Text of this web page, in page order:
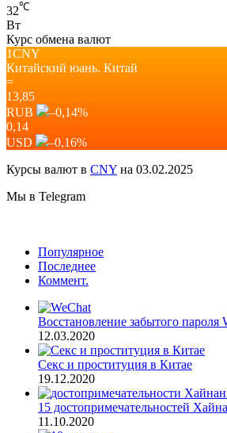
32℃
Вт
Курс обмена валют
1CNY
Китайский юань. Китай
=
13,85
RUB
–0,14%
0,14
USD
–0,16%
Курсы валют в CNY на 03.02.2025
Мы в Telegram
Популярное
Последнее
Коммент.
Восстановление забытого пароля
12.03.2020
Секс и проституция в Китае
19.12.2020
15 достопримечательностей
11.10.2020